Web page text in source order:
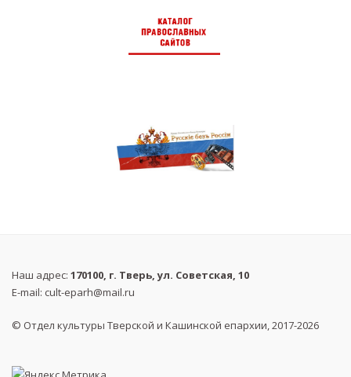
Наш адрес: 170100, г. Тверь, ул. Советская, 10
E-mail: cult-eparh@mail.ru
© Отдел культуры Тверской и Кашинской епархии, 2017-2026